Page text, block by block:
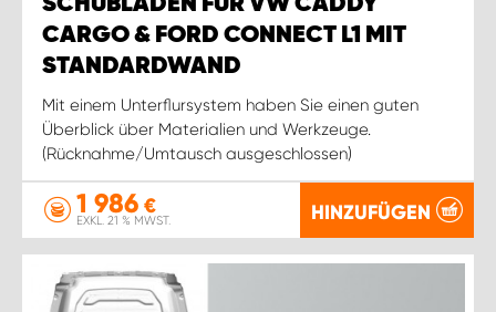
CARGO & FORD CONNECT L1 MIT
STANDARDWAND
Mit einem Unterflursystem haben Sie einen guten
Überblick über Materialien und Werkzeuge.
(Rücknahme/Umtausch ausgeschlossen)
1 986 €
EXKL. 21 % MWST. HINZUFÜGEN